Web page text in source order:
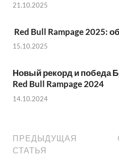
21.10.2025
Red Bull Rampage 2025:
15.10.2025
Новый рекорд и победа
Red Bull Rampage 2024
14.10.2024
ПРЕДЫДУЩАЯ
СТАТЬЯ